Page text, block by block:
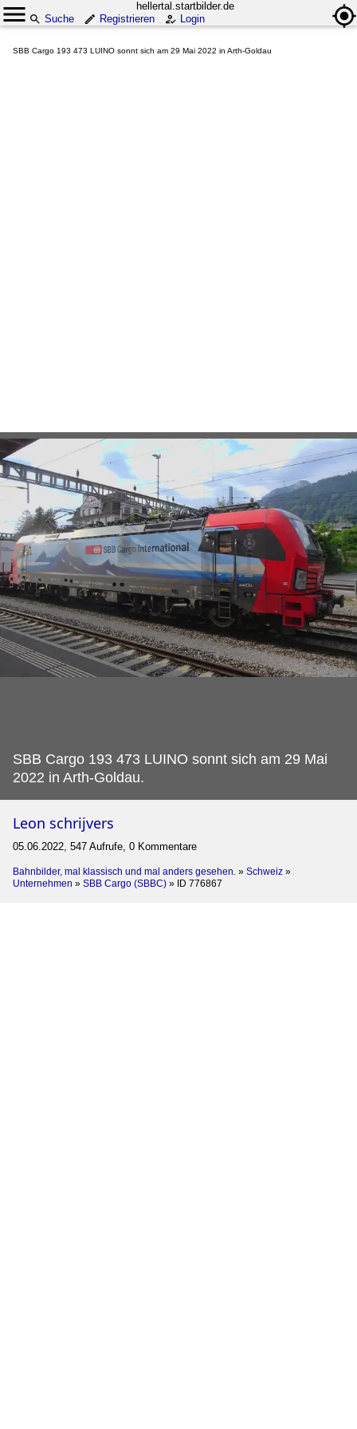
hellertal.startbilder.de
Suche
Registrieren Login
SBB Cargo 193 473 LUINO sonnt sich am 29 Mai 2022 in Arth-Goldau
SBB Cargo 193 473 LUINO sonnt sich am 29 Mai
2022 in Arth-Goldau.
Leon schrijvers
05.06.2022, 547 Aufrufe, 0 Kommentare
Bahnbilder, mal klassisch und mal anders gesehen. » Schweiz »
Unternehmen » SBB Cargo (SBBC) » ID 776867